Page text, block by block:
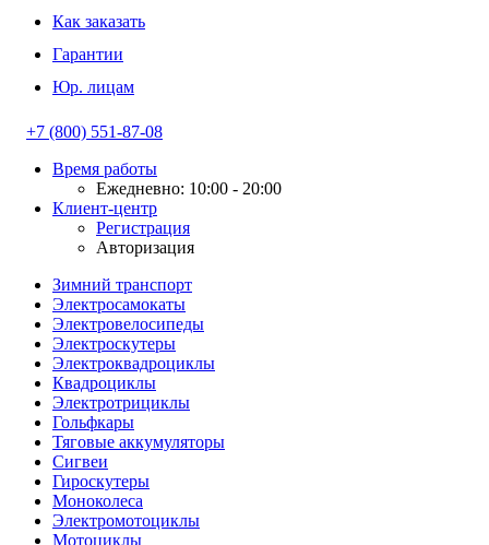
Как заказать
Гарантии
Юр. лицам
+7 (800) 551-87-08
Время работы
Ежедневно: 10:00 - 20:00
Клиент-центр
Регистрация
Авторизация
Зимний транспорт
Электросамокаты
Электровелосипеды
Электроскутеры
Электроквадроциклы
Квадроциклы
Электротрициклы
Гольфкары
Тяговые аккумуляторы
Сигвеи
Гироскутеры
Моноколеса
Электромотоциклы
Мотоциклы